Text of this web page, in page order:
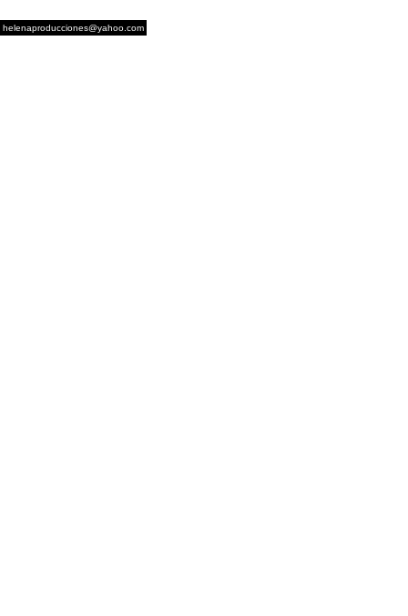
helenaproducciones@yahoo.com